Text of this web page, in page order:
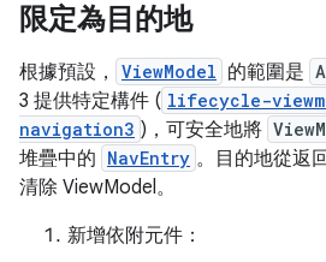
限定為目的地
根據預設， ViewModel 的範圍是
3 提供特定構件 ( lifecycle-
navigation3 )，可安全地將
堆疊中的 NavEntry 。目的地從返
清除 ViewModel。
新增依附元件：